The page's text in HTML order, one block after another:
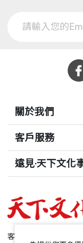
關於我們
客戶服務
遠見‧天下文化
哈佛商業評論
客服專線：+886 2